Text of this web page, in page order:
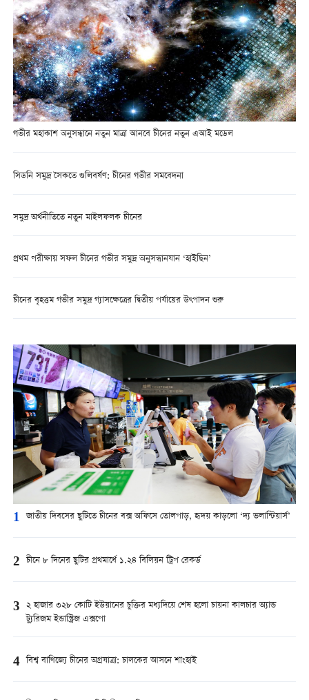
গভীর মহাকাশ অনুসন্ধানে নতুন মাত্রা আনবে চীনের নতুন এআই মডেল
সিডনি সমুদ্র সৈকতে গুলিবর্ষণ: চীনের গভীর সমবেদনা
সমুদ্র অর্থনীতিতে নতুন মাইলফলক চীনের
প্রথম পরীক্ষায় সফল চীনের গভীর সমুদ্র অনুসন্ধানযান ‘হাইছিন’
চীনের বৃহত্তম গভীর সমুদ্র গ্যাসক্ষেত্রের দ্বিতীয় পর্যায়ের উৎপাদন শুরু
1 জাতীয় দিবসের ছুটিতে চীনের বক্স অফিসে তোলপাড়, হৃদয় কাড়লো ‘দ্য ভলান্টিয়ার্স’
2 চীনে ৮ দিনের ছুটির প্রথমার্ধে ১.২৪ বিলিয়ন ট্রিপ রেকর্ড
3 ২ হাজার ৩২৮ কোটি ইউয়ানের চুক্তির মধ্যদিয়ে শেষ হলো চায়না কালচার অ্যান্ড
ট্যুরিজম ইন্ডাস্ট্রিজ এক্সপো
4 বিশ্ব বাণিজ্যে চীনের অগ্রযাত্রা: চালকের আসনে শাংহাই